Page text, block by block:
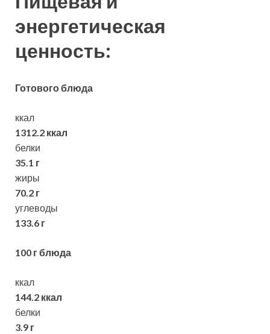
энергетическая
ценность:
Готового блюда
ккал
1312.2 ккал
белки
35.1 г
жиры
70.2 г
углеводы
133.6 г
100 г блюда
ккал
144.2 ккал
белки
3.9 г